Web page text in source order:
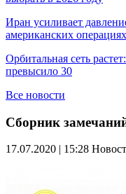
Иран усиливает
американских операциях
Орбитальная сеть
превысило 30
Все новости
Сборник
17.07.2020 | 15:28